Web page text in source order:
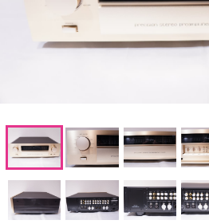
CDプレーヤー・レシーバー
フォノイコライザー・MCトランス
スピーカー
オーディオアクセサリー